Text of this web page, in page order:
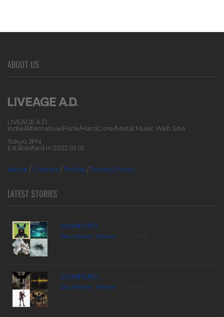
ABOUT US
LIVEAGE A.D.
Indie/Alternative/Punk/HardCore/Metal Music Web Site
Tokyo JPN.
Established in 2022.01.01
About /Contact /Profile /Privacy Policy
LATEST STORIES
2026年7月D...
Disc Review Review
2026年6月D...
Disc Review Review